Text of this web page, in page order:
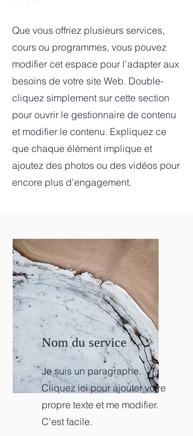
Que vous offriez plusieurs services,
cours ou programmes, vous pouvez
modifier cet espace pour l'adapter aux
besoins de votre site Web. Double-
cliquez simplement sur cette section
pour ouvrir le gestionnaire de contenu
et modifier le contenu. Expliquez ce
que chaque élément implique et
ajoutez des photos ou des vidéos pour
encore plus d'engagement.
Nom du service
Je suis un paragraphe.
Cliquez ici pour ajouter votre
propre texte et me modifier.
C'est facile.